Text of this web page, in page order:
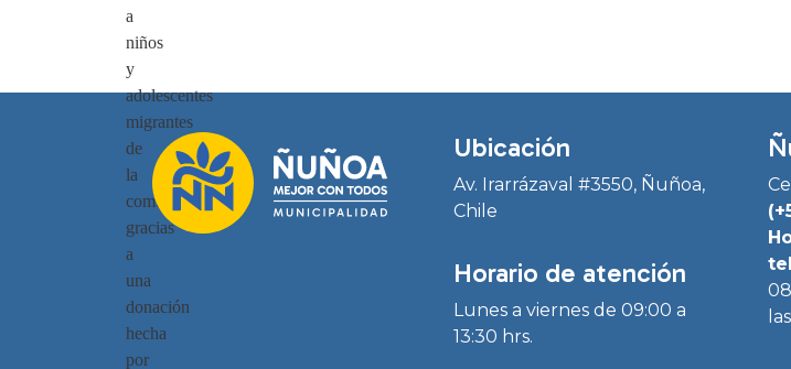
a
niños
y
adolescentes
migrantes
de
la
comuna,
gracias
a
una
donación
hecha
por
Ubicación
Av. Irarrázaval #3550, Ñuñoa,
Chile
Horario de atención
Lunes a viernes de 09:00 a
13:30 hrs.